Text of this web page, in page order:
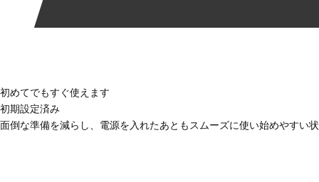
初めてでもすぐ使えます
初期設定済み
面倒な準備を減らし、電源を入れたあともスムーズに使い始めやすい